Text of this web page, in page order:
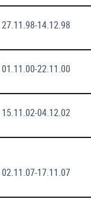
14.12.98
22.11.00
04.12.02
17.11.07